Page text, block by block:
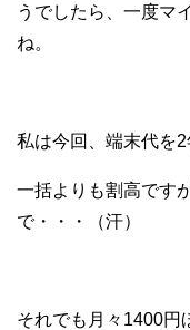
うでしたら、一度マ
ね。
私は今回、端末代を2
一括よりも割高です
で・・・（汗）
それでも月々1400円